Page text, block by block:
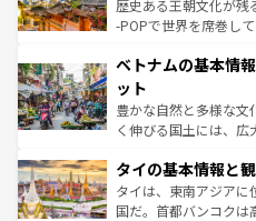
い。オーストラリアの
参照してほしい。
と山間の静けさが共存
驚きをもたらしてくれ
容にもいいと評判のス
照してほしい。
歴史ある王朝文化が残
-POPで世界を席巻し
き、地方に足を延ばせ
できる。そして、キム
まで、さまざまな韓
らではのナイトライ
わ
覧 を参照してほしい。
ベトナムの基本情
ット
豊かな自然と多様な
く伸びる国土には、広
急速な発展と共に伝統
ーチミン市のフランス
醸し出している。また
タイの基本情報と
タイは、東南アジアに
国だ。首都バンコクは